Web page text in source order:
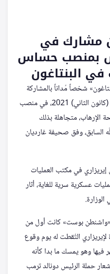
مشارك في
بمنصب حساس
البنتاغون
شخصاً مُداناً بالمشاركة
في اقتحام الكونغرس، في 6 يناير (كانون الثاني) 2021، في منصب
الإرهاب، متجاهلة بذلك
وفق صحيفة غارديان
في مكتب العمليات
عسكرية سرية للغاية، أثار
بوست» كانت أول من
التُقطت له يوم وقوع
وهو يمسك ما بدا كأنه
حملة الرئيس دونالد ترمب